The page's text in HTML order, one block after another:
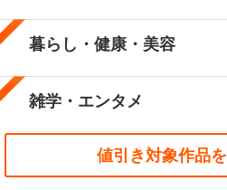
暮らし・健康・美容
雑学・エンタメ
値引き対象作品